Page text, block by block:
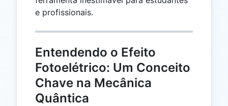
e profissionais.
Entendendo o Efeito
Fotoelétrico: Um Conceito
Chave na Mecânica
Quântica